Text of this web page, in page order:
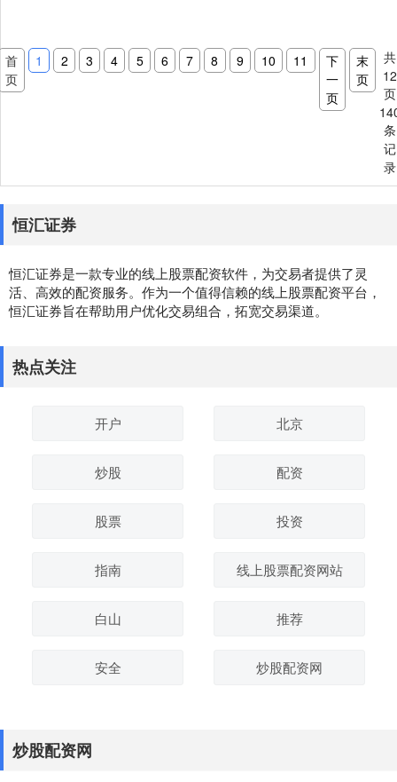
首
页
1 2 3 4 5 6 7 8 9 10 11
下
一
页
末
页
共
12
页
条
记
录
恒汇证券
恒汇证券是一款专业的线上股票配资软件，为交易者提供了灵
活、高效的配资服务。作为一个值得信赖的线上股票配资平台，
恒汇证券旨在帮助用户优化交易组合，拓宽交易渠道。
热点关注
开户 北京
炒股 配资
股票 投资
指南 线上股票配资网站
白山 推荐
安全 炒股配资网
炒股配资网